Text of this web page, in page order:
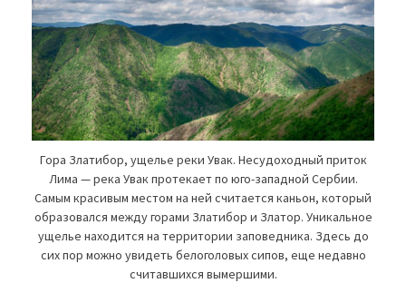
Гора Златибор, ущелье реки Увак. Несудоходный приток
Лима — река Увак протекает по юго-западной Сербии.
Самым красивым местом на ней считается каньон, который
образовался между горами Златибор и Златор. Уникальное
ущелье находится на территории заповедника. Здесь до
сих пор можно увидеть белоголовых сипов, еще недавно
считавшихся вымершими.